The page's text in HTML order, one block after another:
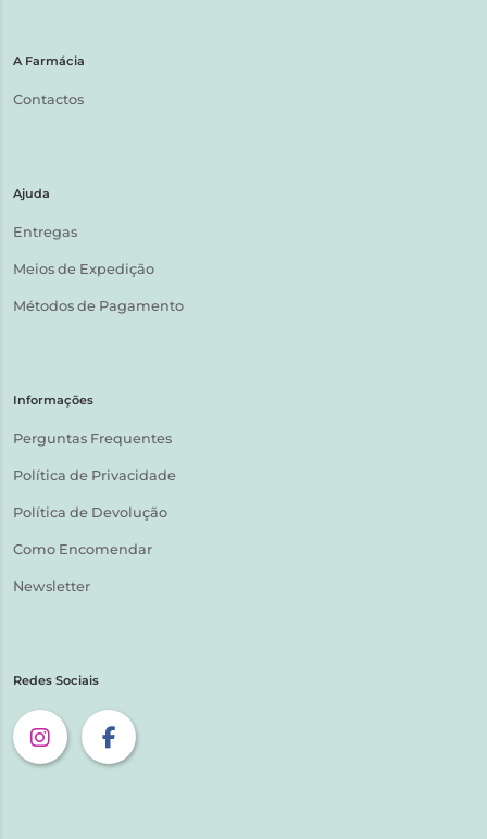
A Farmácia
Contactos
Ajuda
Entregas
Meios de Expedição
Métodos de Pagamento
Informações
Perguntas Frequentes
Política de Privacidade
Política de Devolução
Como Encomendar
Newsletter
Redes Sociais